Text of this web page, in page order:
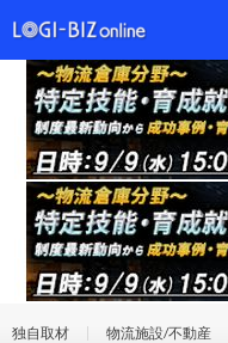
独自取材 物流施設/不動産